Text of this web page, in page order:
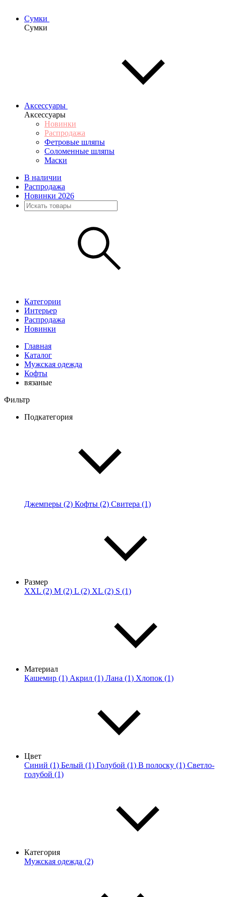
Сумки
Сумки
Аксессуары
Аксессуары
Новинки
Распродажа
Фетровые шляпы
Соломенные шляпы
Маски
В наличии
Распродажа
Новинки 2026
Категории
Интерьер
Распродажа
Новинки
Главная
Каталог
Мужская одежда
Кофты
вязаные
Фильтр
Подкатегория
Джемперы (2) Кофты (2) Свитера (1)
Размер
XXL (2) M (2) L (2) XL (2) S (1)
Материал
Кашемир (1) Акрил (1) Лана (1) Хлопок (1)
Цвет
Синий (1) Белый (1) Голубой (1) В полоску (1) Светло-
голубой (1)
Категория
Мужская одежда (2)